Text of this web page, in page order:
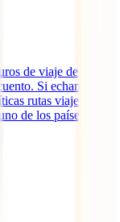
de viaje de
Si echamos
rutas viajeras,
de los países por